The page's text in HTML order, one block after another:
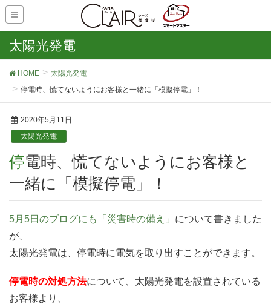
太陽光発電
HOME
太陽光発電
停電時、慌てないようにお客様と一緒に「模擬停電」！
2020年5月11日
太陽光発電
停電時、慌てないようにお客様と
一緒に「模擬停電」！
5月5日のブログにも「災害時の備え」 について書きました
が、
太陽光発電は、停電時に電気を取り出すことができます。
停電時の対処方法について、太陽光発電を設置されている
お客様より、